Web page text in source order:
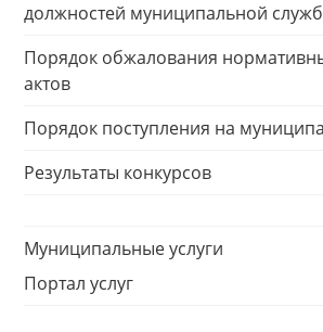
должностей муниципальной
Порядок обжалования
актов
Порядок поступления на
Результаты конкурсов
Муниципальные услуги
Портал услуг